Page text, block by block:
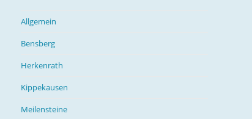
Allgemein
Bensberg
Herkenrath
Kippekausen
Meilensteine